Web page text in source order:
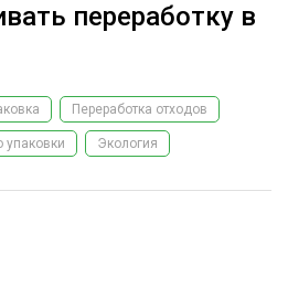
переработку в
Переработка отходов
упаковки Экология